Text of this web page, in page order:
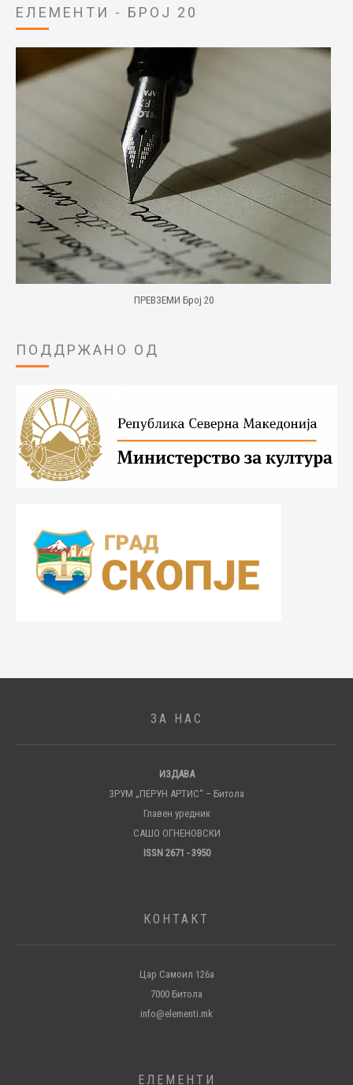
ЕЛЕМЕНТИ - БРОЈ 20
ПРЕВЗЕМИ Број 20
ПОДДРЖАНО ОД
ЗА НАС
ИЗДАВА
ЗРУМ „ПЕРУН АРТИС“ – Битола
Главен уредник
САШО ОГНЕНОВСКИ
ISSN 2671 - 3950
КОНТАКТ
Цар Самоил 126а
7000 Битола
info@elementi.mk
ЕЛЕМЕНТИ